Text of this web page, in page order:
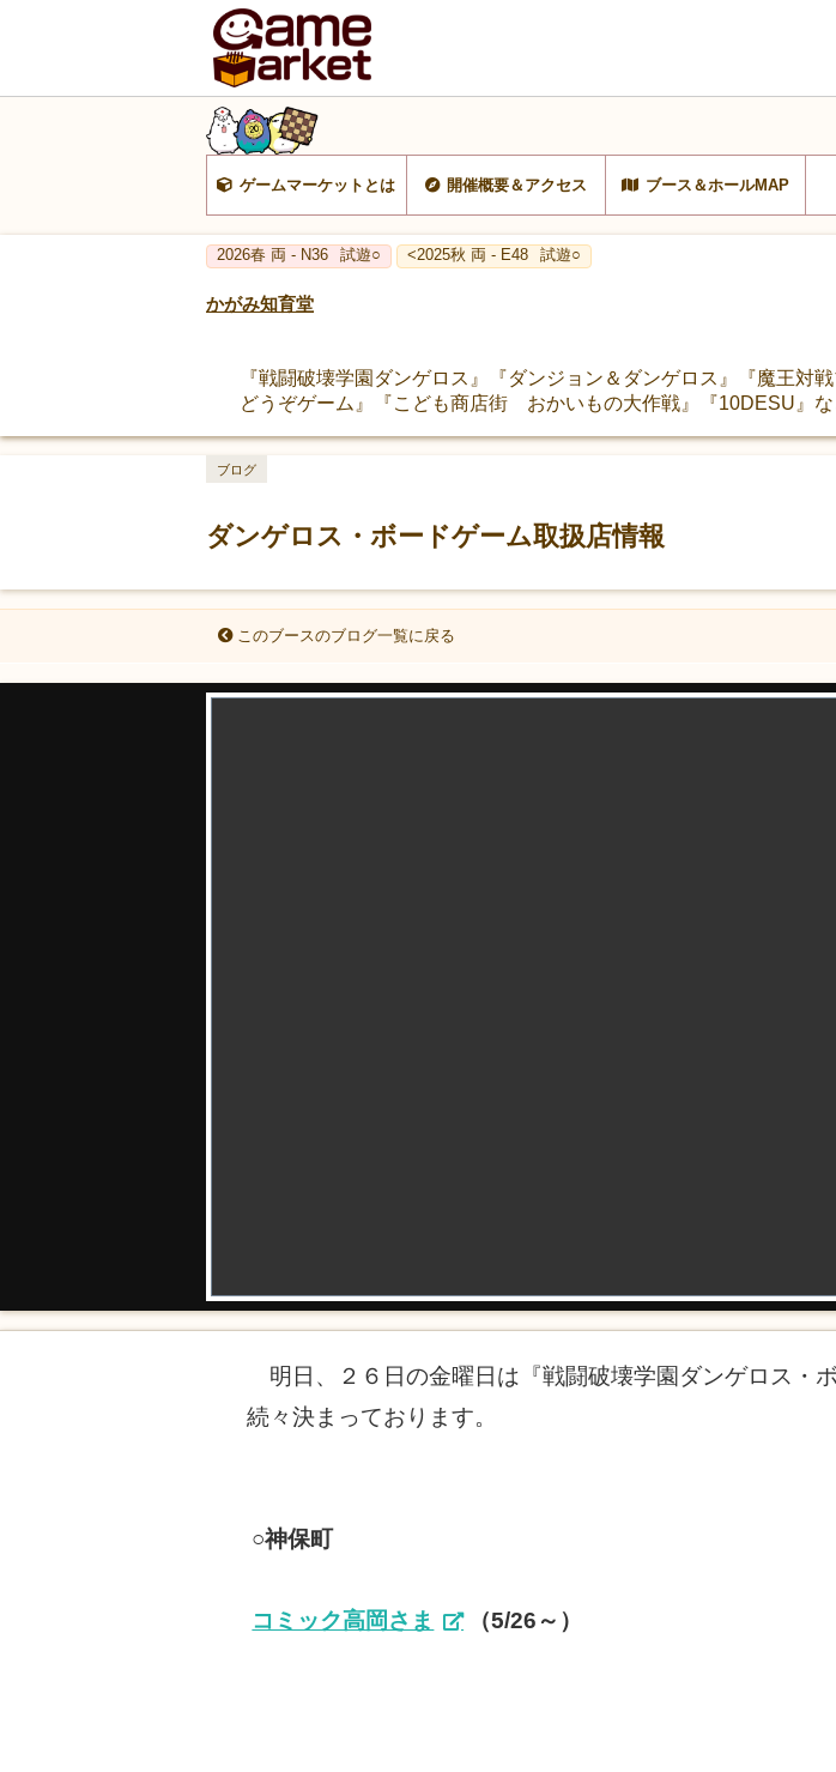
ゲームマーケットとは 開催概要＆アクセス ブース＆ホールMAP
2026春 両 - N36 試遊○ <2025秋 両 - E48 試遊○
かがみ知育堂
『戦闘破壊学園ダンゲロス』『ダンジョン＆ダンゲロス』『魔王対
どうぞゲーム』『こども商店街 おかいもの大作戦』『10DESU』
ダンゲロス・ボードゲーム取扱店情報
ブログ
このブースのブログ一覧に戻る
明日、２６日の金曜日は『戦闘破壊学園ダンゲロス・
続々決まっております。
○神保町
コミック高岡さま （5/26～）